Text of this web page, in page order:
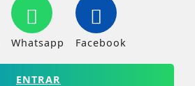
Whatsapp Facebook
ENTRAR